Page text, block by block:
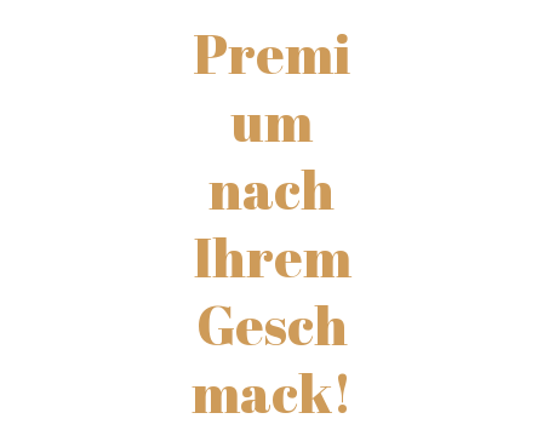
Premi
um
nach
Ihrem
Gesch
mack!